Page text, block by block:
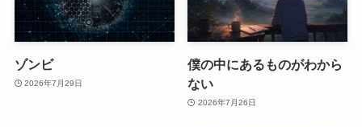
ゾンビ
2026年7月29日
僕の中にあるものがわから
ない
2026年7月26日